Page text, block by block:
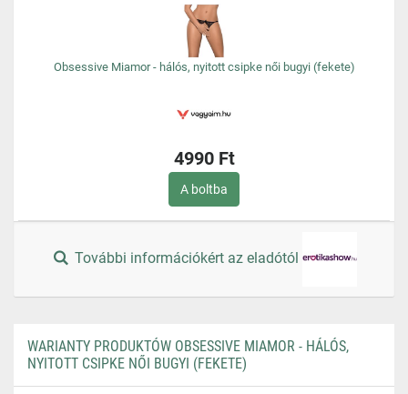
Obsessive Miamor - hálós, nyitott csipke női bugyi (fekete)
4990 Ft
A boltba
További információkért az eladótól
WARIANTY PRODUKTÓW OBSESSIVE MIAMOR - HÁLÓS,
NYITOTT CSIPKE NŐI BUGYI (FEKETE)